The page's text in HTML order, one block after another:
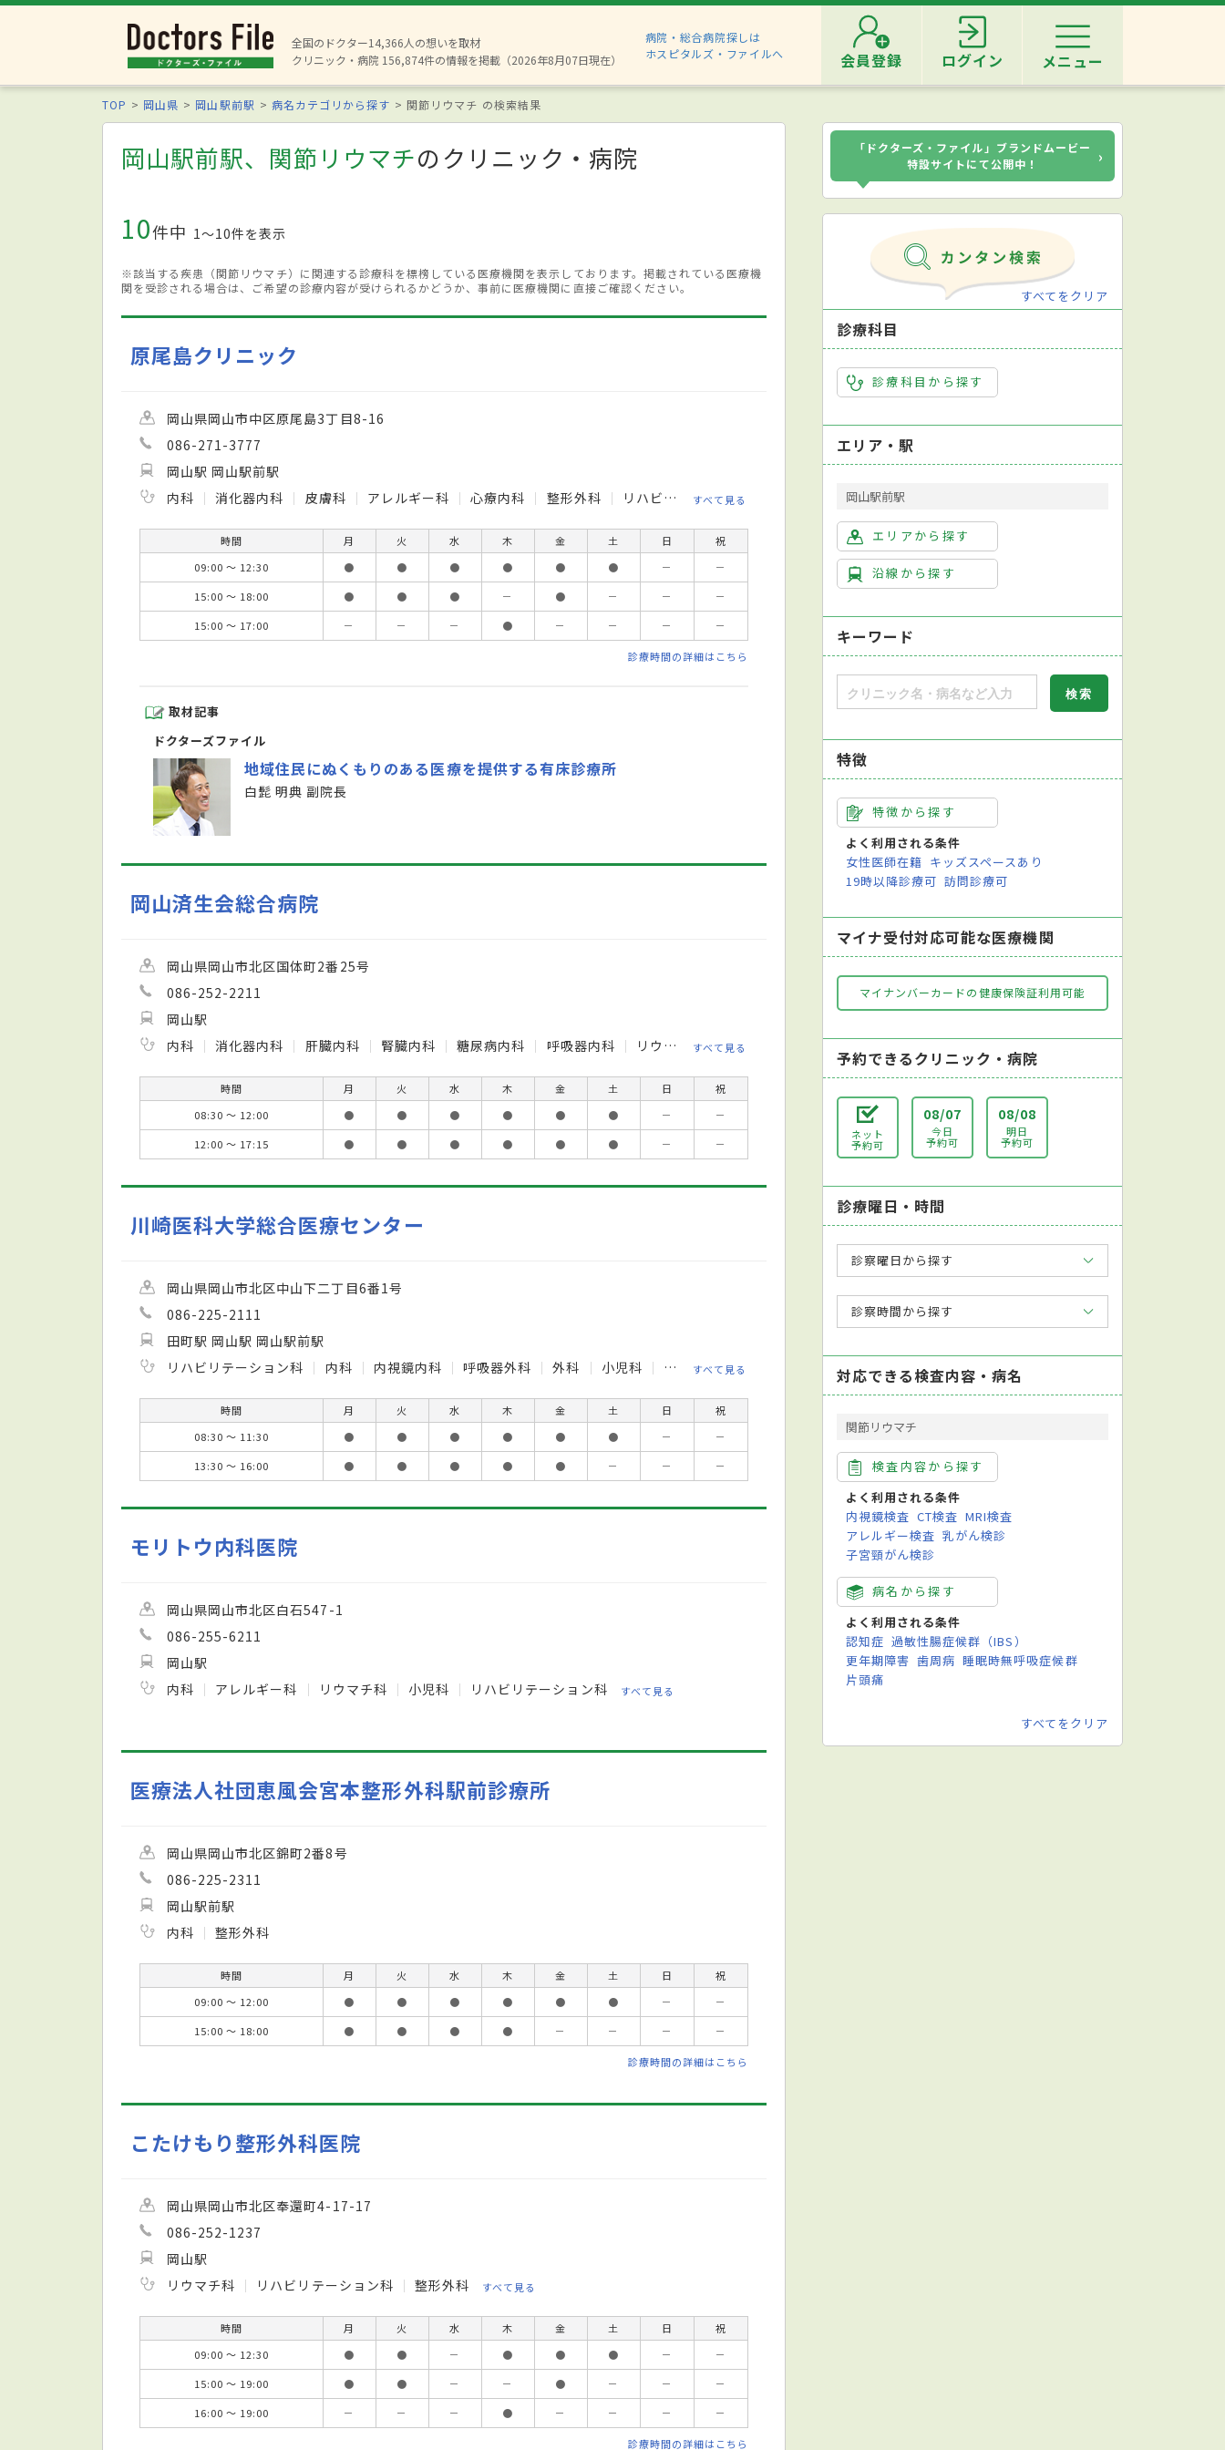
全国のドクター14,366人の想いを取材
クリニック・病院 156,874件の情報を掲載（2026年8月07日現在）
病院・総合病院探しは
ホスピタルズ・ファイルへ
会員登録 ログイン メニュー
TOP 岡山県 岡山駅前駅 病名カテゴリから探す 関節リウマチ の検索結果
岡山駅前駅、関節リウマチのクリニック・病院
10件中 1〜10件を表示
※該当する疾患（関節リウマチ）に関連する診療科を標榜している医療機関を表示しております。掲載されている医療機
関を受診される場合は、ご希望の診療内容が受けられるかどうか、事前に医療機関に直接ご確認ください。
原尾島クリニック
岡山県岡山市中区原尾島3丁目8-16
086-271-3777
岡山駅 岡山駅前駅
内科
消化器内科 皮膚科 アレルギー科 心療内科 整形外科 リハビリテーション科 すべて見る
時間 月 火 水 木 金 土 日
祝
09:00 ～ 12:30
● ● ● ● ● ● －
－
15:00 ～ 18:00
● ● ● － ● － －
－
15:00 ～ 17:00
－ － － ● － － － －
診療時間の詳細はこちら
取材記事
ドクターズファイル
地域住民にぬくもりのある医療を提供する有床診療所
白髭 明典 副院長
岡山済生会総合病院
岡山県岡山市北区国体町2番25号
086-252-2211
岡山駅
内科
消化器内科 肝臓内科 腎臓内科 糖尿病内科 呼吸器内科 リウマチ科 循環器内科 精神科 小児科 外科 呼吸器外科 消化器外科
すべて見る
時間 月 火 水 木 金 土 日
祝
08:30 ～ 12:00
● ● ● ● ● ● －
－
12:00 ～ 17:15
● ● ● ● ● ● － －
川崎医科大学総合医療センター
岡山県岡山市北区中山下二丁目6番1号
086-225-2111
田町駅 岡山駅 岡山駅前駅
リハビリテーション科
内科 内視鏡内科 呼吸器外科 外科 小児科 形成外科 循環器内科 心療内科 心臓血管外科 放射線科
すべて見る
時間 月 火 水 木 金 土 日
祝
08:30 ～ 11:30
● ● ● ● ● ● －
－
13:30 ～ 16:00
● ● ● ● ● － － －
モリトウ内科医院
岡山県岡山市北区白石547-1
086-255-6211
岡山駅
内科
アレルギー科 リウマチ科 小児科 リハビリテーション科 すべて見る
医療法人社団恵風会宮本整形外科駅前診療所
岡山県岡山市北区錦町2番8号
086-225-2311
岡山駅前駅
内科
整形外科
時間 月 火 水 木 金 土 日
祝
09:00 ～ 12:00
● ● ● ● ● ● －
－
15:00 ～ 18:00
● ● ● ● － － － －
診療時間の詳細はこちら
こたけもり整形外科医院
岡山県岡山市北区奉還町4-17-17
086-252-1237
岡山駅
リウマチ科
リハビリテーション科 整形外科 すべて見る
時間 月 火 水 木 金 土 日
祝
09:00 ～ 12:30
● ● － ● ● ● －
－
15:00 ～ 19:00
● ● － － ● － －
－
16:00 ～ 19:00
－ － － ● － － － －
診療時間の詳細はこちら
「ドクターズ・ファイル」ブランドムービー
特設サイトにて公開中！
›
すべてをクリア
診療科目
診療科目から探す
エリア・駅
岡山駅前駅
エリアから探す
沿線から探す
キーワード
特徴
特徴から探す
よく利用される条件
女性医師在籍 キッズスペースあり
19時以降診療可 訪問診療可
マイナ受付対応可能な医療機関
マイナンバーカードの健康保険証利用可能
予約できるクリニック・病院
ネット
予約可
08/07
今日
予約可
08/08
明日
予約可
診療曜日・時間
診察曜日から探す
診察時間から探す
対応できる検査内容・病名
関節リウマチ
検査内容から探す
よく利用される条件
内視鏡検査 CT検査 MRI検査
アレルギー検査 乳がん検診
子宮頸がん検診
病名から探す
よく利用される条件
認知症 過敏性腸症候群（IBS）
更年期障害 歯周病 睡眠時無呼吸症候群
片頭痛
すべてをクリア